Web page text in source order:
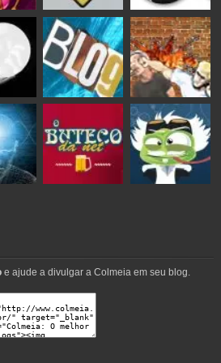
e ajude a divulgar a Colmeia em seu blog.